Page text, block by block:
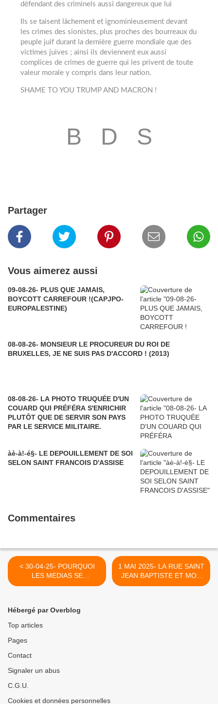
défendant des criminels aussi dangereux que lui
Ils se taisent lâchement et ignominieusement devant
les crimes des sionistes, plus proches des bourreaux du
peuple juif durant la dernière guerre mondiale que des
victimes juives ; ainsi ils deviennent eux aussi
complices de crimes de guerre qui les privent de toute
valeur morale y compris dans leur nation.
SHAME TO YOU TRUMP AND MACRON !
B D S
Partager
Vous aimerez aussi
09-08-26- PLUS QUE JAMAIS,
BOYCOTT CARREFOUR !(CAPJPO-
EUROPALESTINE)
08-08-26- MONSIEUR LE PROCUREUR DU ROI DE
BRUXELLES, JE NE SUIS PAS D'ACCORD ! (2013)
08-08-26- LA PHOTO TRUQUÉE D'UN
COUARD QUI PRÉFÉRA S'ENRICHIR
PLUTÔT QUE DE SERVIR SON PAYS
PAR LE SERVICE MILITAIRE.
àè-à!-é§- LE DEPOUILLEMENT DE SOI
SELON SAINT FRANCOIS D'ASSISE
Commentaires
< 30-04-25- POURQUOI
LES MEDIAS SE
TROMPENT-ILS
AMBULANCIERS
ASSASSINES A GAZA
1 MAI 2025- LA RUE SAINT
JEAN BAPTISTE ET MON
JARDIN SOUS LA NEIGE
Hébergé par Overblog
Top articles
Pages
Contact
Signaler un abus
C.G.U.
Cookies et données personnelles